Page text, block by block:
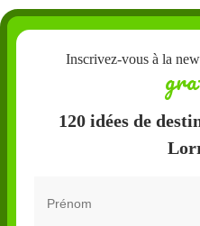
Inscrivez-vous à la
120 idées de